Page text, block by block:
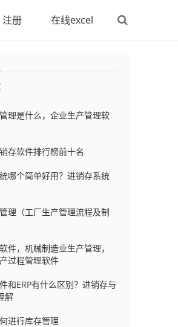
注册 在线excel
理是什么，企业生产管理软
存软件排行榜前十名
哪个简单好用？进销存系统
理（工厂生产管理流程及制
件，机械制造业生产管理，
过程管理软件
和ERP有什么区别？进销存与
解
进行库存管理